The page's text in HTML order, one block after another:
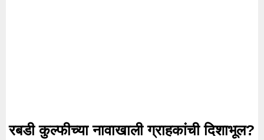
रबडी कुल्फीच्या नावाखाली ग्राहकांची दिशाभूल?